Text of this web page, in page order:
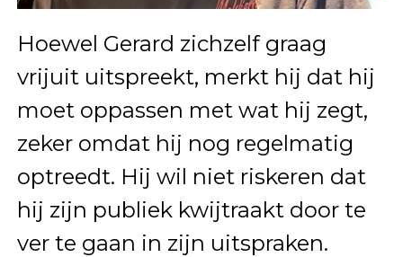
Hoewel Gerard zichzelf graag
vrijuit uitspreekt, merkt hij dat hij
moet oppassen met wat hij zegt,
zeker omdat hij nog regelmatig
optreedt. Hij wil niet riskeren dat
hij zijn publiek kwijtraakt door te
ver te gaan in zijn uitspraken.